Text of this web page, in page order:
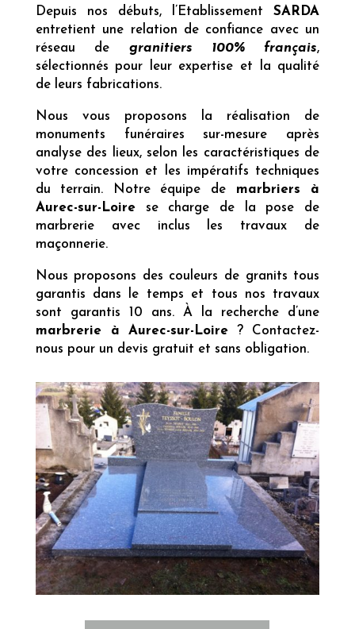
Depuis nos débuts, l’EtablissementSARDA
entretient une relation de confiance avec un
réseau de granitiers 100% français,
sélectionnés pour leur expertise et la qualité
de leurs fabrications.
Nous vous proposons la réalisation de
monuments funéraires sur-mesure après
analyse des lieux, selon les caractéristiques de
votre concession et les impératifs techniques
du terrain. Notre équipe de marbriers à
Aurec-sur-Loirese charge de la pose de
marbrerie avec inclus les travaux de
maçonnerie.
Nous proposons des couleurs de granits tous
garantis dans le temps et tous nos travaux
sont garantis 10 ans. À la recherche d’une
marbrerie à Aurec-sur-Loire ? Contactez-
nous pour un devis gratuit et sans obligation.